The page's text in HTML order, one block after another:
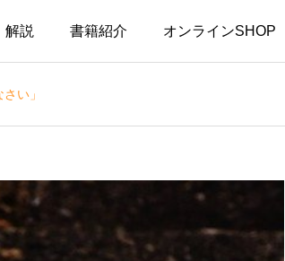
解説 書籍紹介 オンラインSHOP
い」